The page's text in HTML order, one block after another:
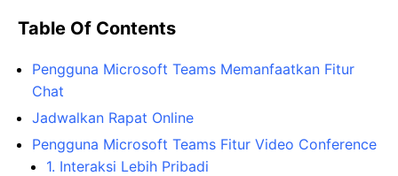
Table Of Contents
Pengguna Microsoft Teams Memanfaatkan Fitur
Chat
Jadwalkan Rapat Online
Pengguna Microsoft Teams Fitur Video Conference
1. Interaksi Lebih Pribadi